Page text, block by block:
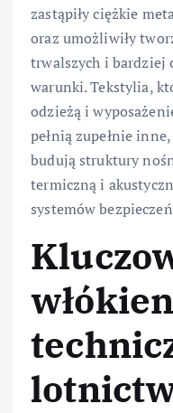
zastąpiły ciężkie
oraz umożliwiły
trwalszych i bardziej
warunki. Tekstylia,
odzieżą i
pełnią zupełnie
budują struktury
termiczną i
systemów
włókien